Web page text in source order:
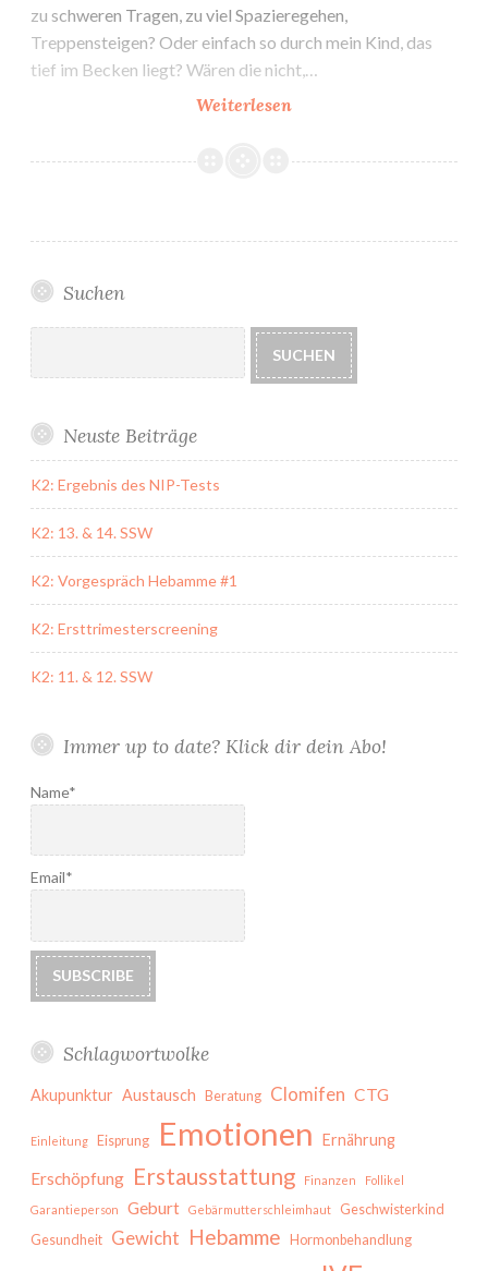
zu schweren Tragen, zu viel Spazieregehen,
Treppensteigen? Oder einfach so durch mein Kind, das
tief im Becken liegt? Wären die nicht,…
Weiterlesen39.
40.
Suchen
SUCHEN
Neuste Beiträge
K2: Ergebnis des NIP-Tests
K2: 13. & 14. SSW
K2: Vorgespräch Hebamme #1
K2: Ersttrimesterscreening
K2: 11. & 12. SSW
Immer up to date? Klick dir dein Abo!
Name*
Email*
Schlagwortwolke
Akupunktur Austausch Beratung Clomifen CTG
Einleitung Eisprung Emotionen Ernährung
Erschöpfung Erstausstattung Finanzen Follikel
Garantieperson Geburt Gebärmutterschleimhaut
Geschwisterkind
Gesundheit Gewicht Hebamme Hormonbehandlung